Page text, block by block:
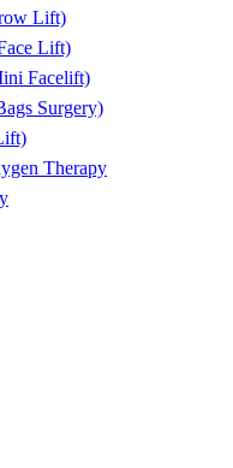
Lift)
Lift)
Facelift)
Surgery)
Therapy